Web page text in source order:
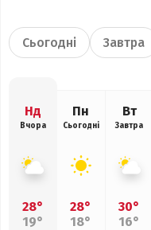
Сьогодні Завтра
Нд
Вчора
28°
19°
Пн
Сьогодні
28°
18°
Вт
Завтра
30°
16°